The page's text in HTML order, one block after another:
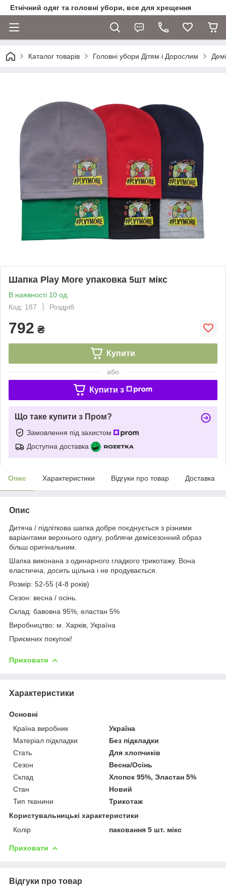
Етнічний одяг та головні убори, все для хрещення
Каталог товарів Головні убори Дітям і Дорослим
Шапка Play More упаковка 5шт мікс
В наявності 10 од.
Код: 187
Роздріб
792 ₴
Купити
або
Купити з
Що таке купити з Пром?
Замовлення під захистом
Доступна доставка
Опис Характеристики Відгуки про товар Доставка
Опис
Дитяча / підліткова шапка добре поєднується з різними
варіантами верхнього одягу, роблячи демісезонний образ
більш оригінальним.
Шапка виконана з одинарного гладкого трикотажу. Вона
еластична, досить щільна і не продувається.
Розмір: 52-55 (4-8 років)
Сезон: весна / осінь.
Склад: бавовна 95%, еластан 5%
Виробництво: м. Харків, Україна
Приємних покупок!
Приховати
Характеристики
Основні
Країна виробник
Україна
Матеріал підкладки
Без підкладки
Стать
Для хлопчиків
Сезон
Весна/Осінь
Склад
Хлопок 95%, Эластан 5%
Стан
Новий
Тип тканини
Трикотаж
Користувальницькі характеристики
Колір
паковання 5 шт. мікс
Приховати
Відгуки про товар